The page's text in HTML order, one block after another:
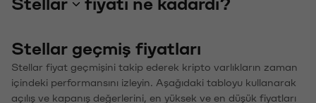
Stellar geçmiş fiyatları
Stellar fiyat geçmişini takip ederek kripto varlıkların zaman
içindeki performansını izleyin. Aşağıdaki tabloyu kullanarak
açılış ve kapanış değerlerini, en yüksek ve en düşük fiyatları